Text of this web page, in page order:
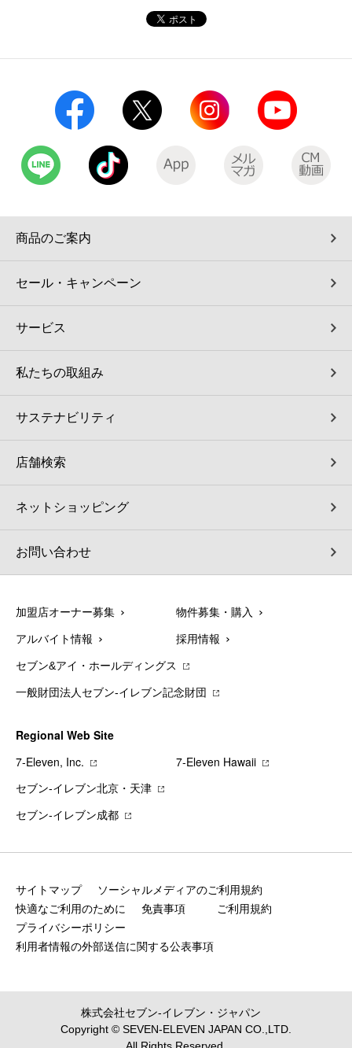
学び・教育
コインランドリー（店舗限定）
自転車シェアリング（店舗限定）
モバイルバッテリーシェアリング（店舗限定）
モバイルWi-Fiバッテリーシェアリング（店舗限定）
荷物預かりサービス「ecbocloakエクボクローク」（店舗限定）
パウダースペース ラブン（店舗限定）
ソフトバンクギフト
セブン‐イレブンの「商品力」
セブン-イレブンの横顔
セブン-イレブンの歴史
商品のご案内
セール・キャンペーン
サービス
私たちの取組み
サステナビリティ
店舗検索
ネットショッピング
お問い合わせ
加盟店オーナー募集 物件募集・購入
アルバイト情報 採用情報
セブン&アイ・ホールディングス
一般財団法人セブン-イレブン記念財団
Regional Web Site
7‐Eleven, Inc.
7‐Eleven Hawaii
セブン‐イレブン北京・天津
セブン‐イレブン成都
サイトマップ
ソーシャルメディアのご利用規約
快適なご利用のために
免責事項
ご利用規約
プライバシーポリシー
利用者情報の外部送信に関する公表事項
株式会社セブン‐イレブン・ジャパン
Copyright © SEVEN-ELEVEN JAPAN CO.,LTD.